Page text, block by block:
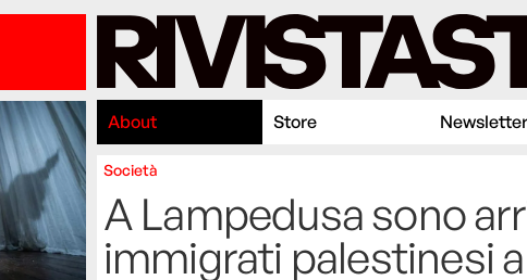
About Store Newsletter
Società
A Lampedusa sono
immigrati palestinesi